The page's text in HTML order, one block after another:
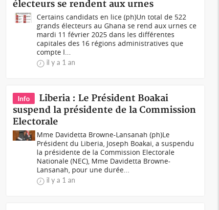
électeurs se rendent aux urnes
Certains candidats en lice (ph)Un total de 522
grands électeurs au Ghana se rend aux urnes ce
mardi 11 février 2025 dans les différentes
capitales des 16 régions administratives que
compte l...
il y a 1 an
Info
Liberia : Le Président Boakai
suspend la présidente de la Commission
Electorale
Mme Davidetta Browne-Lansanah (ph)Le
Président du Liberia, Joseph Boakai, a suspendu
la présidente de la Commission Electorale
Nationale (NEC), Mme Davidetta Browne-
Lansanah, pour une durée...
il y a 1 an